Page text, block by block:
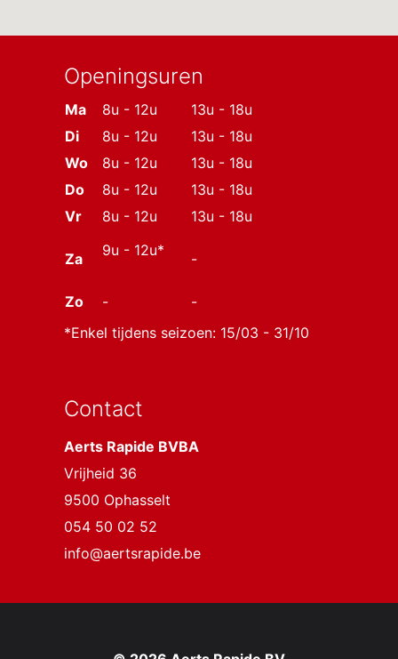
Openingsuren
Ma 8u - 12u
13u - 18u
Di
8u - 12u
13u - 18u
Wo
8u - 12u
13u - 18u
Do
8u - 12u
13u - 18u
Vr
8u - 12u 13u - 18u
Za 9u - 12u* -
Zo -
-
*Enkel tijdens seizoen: 15/03 - 31/10
Contact
Aerts Rapide BVBA
Vrijheid 36
9500 Ophasselt
054 50 02 52
info@aertsrapide.be